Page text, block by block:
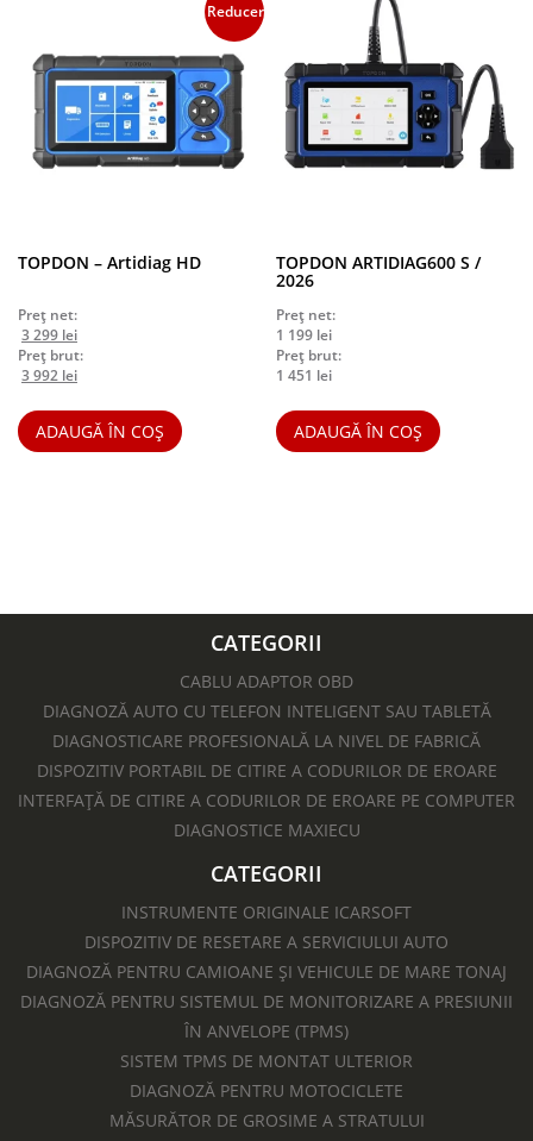
Reduceri!
TOPDON – Artidiag HD
Preț net:
Prețul
inițial
a
3
599 lei.
3 299 leiPrețul
curent
este:
299 lei.
Preț brut:
Prețul
a
fost:
4
3 992 leiPrețul
este:
3
992 lei.
ADAUGĂ ÎN COȘ
TOPDON ARTIDIAG600 S /
2026
Preț net:
1 199 lei
Preț brut:
1 451 lei
ADAUGĂ ÎN COȘ
CATEGORII
CABLU ADAPTOR OBD
DIAGNOZĂ AUTO CU TELEFON INTELIGENT SAU TABLETĂ
DIAGNOSTICARE PROFESIONALĂ LA NIVEL DE FABRICĂ
DISPOZITIV PORTABIL DE CITIRE A CODURILOR DE EROARE
INTERFAȚĂ DE CITIRE A CODURILOR DE EROARE PE COMPUTER
DIAGNOSTICE MAXIECU
CATEGORII
INSTRUMENTE ORIGINALE ICARSOFT
DISPOZITIV DE RESETARE A SERVICIULUI AUTO
DIAGNOZĂ PENTRU CAMIOANE ȘI VEHICULE DE MARE TONAJ
DIAGNOZĂ PENTRU SISTEMUL DE MONITORIZARE A PRESIUNII
ÎN ANVELOPE (TPMS)
SISTEM TPMS DE MONTAT ULTERIOR
DIAGNOZĂ PENTRU MOTOCICLETE​
MĂSURĂTOR DE GROSIME A STRATULUI